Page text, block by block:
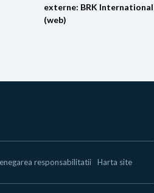
externe: BRK
(web)
responsabilitatii Harta site